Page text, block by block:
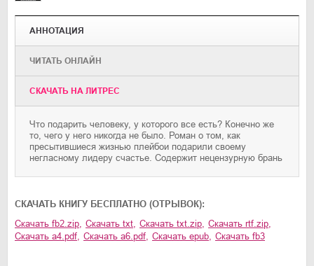
АННОТАЦИЯ
ЧИТАТЬ ОНЛАЙН
CКАЧАТЬ НА ЛИТРЕС
Что подарить человеку, у которого все есть? Конечно же
то, чего у него никогда не было. Роман о том, как
пресытившиеся жизнью плейбои подарили своему
негласному лидеру счастье. Содержит нецензурную брань
CКАЧАТЬ КНИГУ БЕСПЛАТНО (ОТРЫВОК):
Скачать fb2.zip, Скачать txt, Скачать txt.zip, Скачать rtf.zip,
Скачать a4.pdf, Скачать a6.pdf, Скачать epub, Скачать fb3